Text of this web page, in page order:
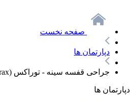
صفحه نخست
دپارتمان ها
جراحی قفسه سینه - توراکس (Thorax)
دپارتمان ها